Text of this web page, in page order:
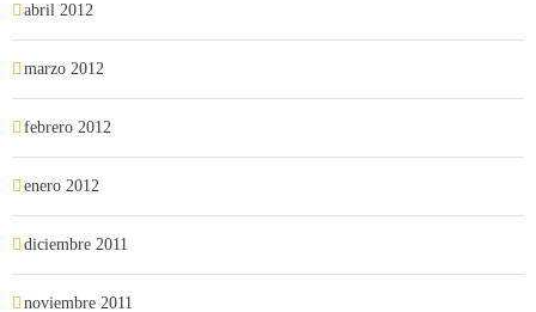
abril 2012
marzo 2012
febrero 2012
enero 2012
diciembre 2011
noviembre 2011